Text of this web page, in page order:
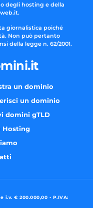
degli hosting e della
giornalistica poiché
Non può pertanto
della legge n. 62/2001.
un dominio
un dominio
domini gTLD
Hosting
i.v. € 200.000,00 - P.IVA: